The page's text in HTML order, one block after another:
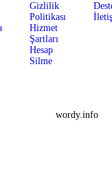
Gizlilik
Politikası
Hizmet
Şartları
Hesap
Silme
wordy.info